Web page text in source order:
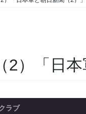
2）「日本
ラブ